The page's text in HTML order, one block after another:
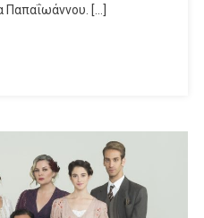
Παπαΐωάννου. […]